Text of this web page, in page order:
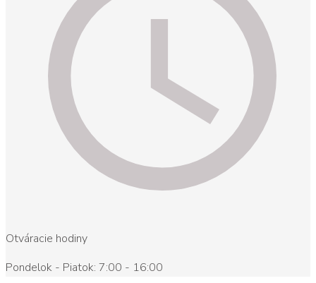
Otváracie hodiny
Pondelok - Piatok: 7:00 - 16:00